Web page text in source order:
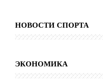
НОВОСТИ СПОРТА
ЭКОНОМИКА